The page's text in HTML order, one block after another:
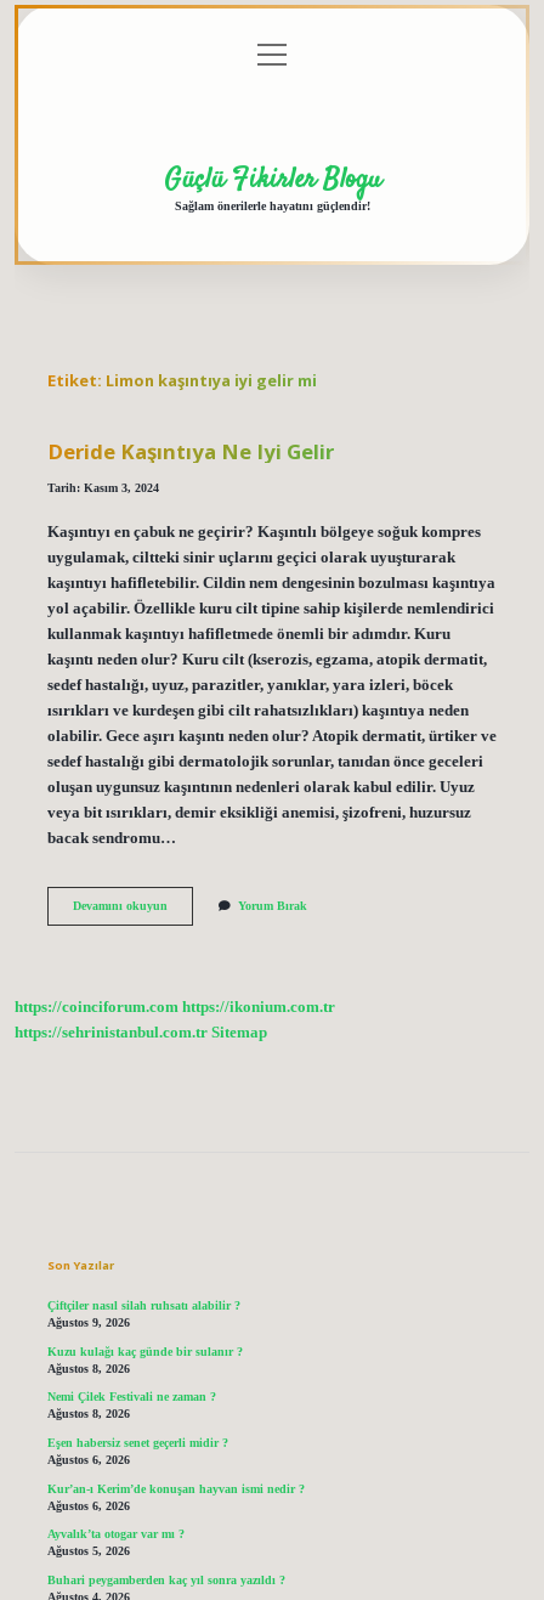
menüyü
aç
Güçlü Fikirler Blogu
Sağlam önerilerle hayatını güçlendir!
Etiket: Limon kaşıntıya iyi gelir mi
Deride Kaşıntıya Ne Iyi Gelir
Tarih: Kasım 3, 2024
Kaşıntıyı en çabuk ne geçirir? Kaşıntılı bölgeye soğuk kompres
uygulamak, ciltteki sinir uçlarını geçici olarak uyuşturarak
kaşıntıyı hafifletebilir. Cildin nem dengesinin bozulması kaşıntıya
yol açabilir. Özellikle kuru cilt tipine sahip kişilerde nemlendirici
kullanmak kaşıntıyı hafifletmede önemli bir adımdır. Kuru
kaşıntı neden olur? Kuru cilt (kserozis, egzama, atopik dermatit,
sedef hastalığı, uyuz, parazitler, yanıklar, yara izleri, böcek
ısırıkları ve kurdeşen gibi cilt rahatsızlıkları) kaşıntıya neden
olabilir. Gece aşırı kaşıntı neden olur? Atopik dermatit, ürtiker ve
sedef hastalığı gibi dermatolojik sorunlar, tanıdan önce geceleri
oluşan uygunsuz kaşıntının nedenleri olarak kabul edilir. Uyuz
veya bit ısırıkları, demir eksikliği anemisi, şizofreni, huzursuz
bacak sendromu…
Devamını okuyunDeride
Yorum Bırak
https://coinciforum.com https://ikonium.com.tr
https://sehrinistanbul.com.tr Sitemap
Son Yazılar
Çiftçiler nasıl silah ruhsatı alabilir ?
Ağustos 9, 2026
Kuzu kulağı kaç günde bir sulanır ?
Ağustos 8, 2026
Nemi Çilek Festivali ne zaman ?
Ağustos 8, 2026
Eşen habersiz senet geçerli midir ?
Ağustos 6, 2026
Kur’an-ı Kerim’de konuşan hayvan ismi nedir ?
Ağustos 6, 2026
Ayvalık’ta otogar var mı ?
Ağustos 5, 2026
Buhari peygamberden kaç yıl sonra yazıldı ?
Ağustos 4, 2026